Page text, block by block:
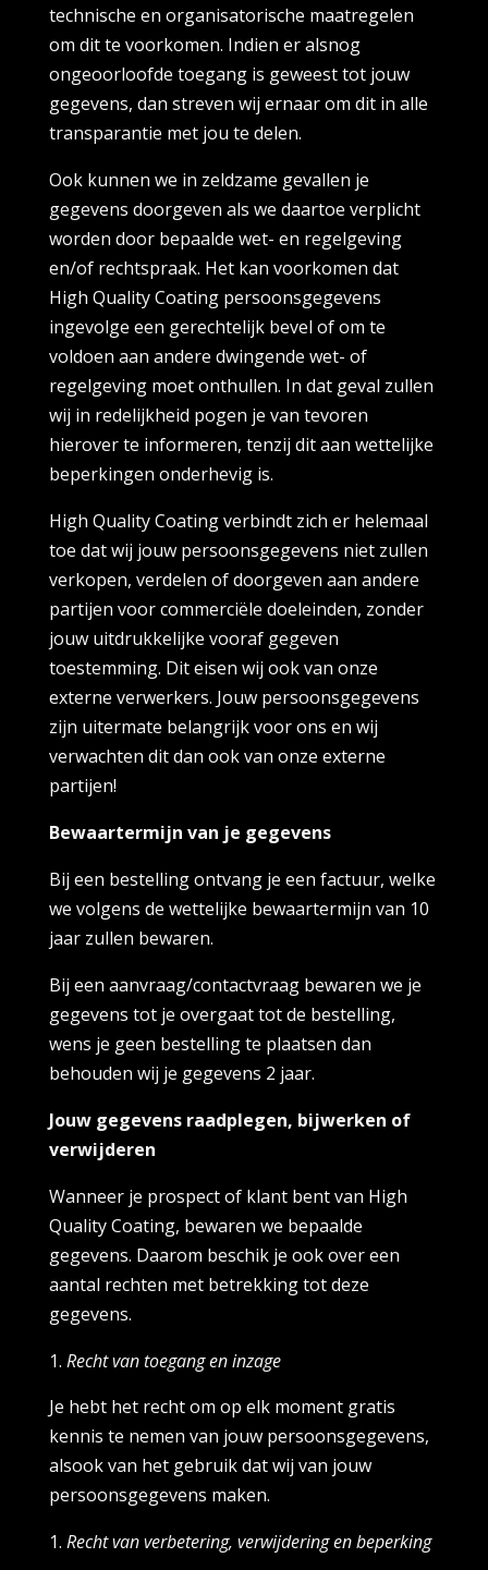
technische en organisatorische maatregelen
om dit te voorkomen. Indien er alsnog
ongeoorloofde toegang is geweest tot jouw
gegevens, dan streven wij ernaar om dit in alle
transparantie met jou te delen.
Ook kunnen we in zeldzame gevallen je
gegevens doorgeven als we daartoe verplicht
worden door bepaalde wet- en regelgeving
en/of rechtspraak. Het kan voorkomen dat
High Quality Coating persoonsgegevens
ingevolge een gerechtelijk bevel of om te
voldoen aan andere dwingende wet- of
regelgeving moet onthullen. In dat geval zullen
wij in redelijkheid pogen je van tevoren
hierover te informeren, tenzij dit aan wettelijke
beperkingen onderhevig is.
High Quality Coating verbindt zich er helemaal
toe dat wij jouw persoonsgegevens niet zullen
verkopen, verdelen of doorgeven aan andere
partijen voor commerciële doeleinden, zonder
jouw uitdrukkelijke vooraf gegeven
toestemming. Dit eisen wij ook van onze
externe verwerkers. Jouw persoonsgegevens
zijn uitermate belangrijk voor ons en wij
verwachten dit dan ook van onze externe
partijen!
Bewaartermijn van je gegevens
Bij een bestelling ontvang je een factuur, welke
we volgens de wettelijke bewaartermijn van 10
jaar zullen bewaren.
Bij een aanvraag/contactvraag bewaren we je
gegevens tot je overgaat tot de bestelling,
wens je geen bestelling te plaatsen dan
behouden wij je gegevens 2 jaar.
Jouw gegevens raadplegen, bijwerken of
verwijderen
Wanneer je prospect of klant bent van High
Quality Coating, bewaren we bepaalde
gegevens. Daarom beschik je ook over een
aantal rechten met betrekking tot deze
gegevens.
Recht van toegang en inzage
Je hebt het recht om op elk moment gratis
kennis te nemen van jouw persoonsgegevens,
alsook van het gebruik dat wij van jouw
persoonsgegevens maken.
Recht van verbetering, verwijdering en beperking